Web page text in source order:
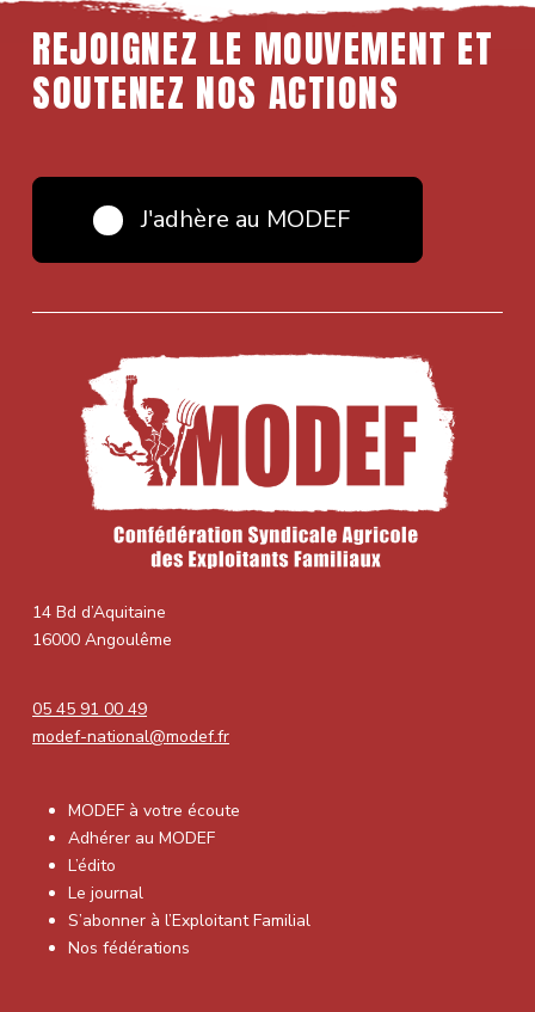
REJOIGNEZ LE MOUVEMENT ET
SOUTENEZ NOS ACTIONS
J'adhère au MODEF
14 Bd d’Aquitaine
16000 Angoulême
05 45 91 00 49
modef-national@modef.fr
MODEF à votre écoute
Adhérer au MODEF
L’édito
Le journal
S’abonner à l’Exploitant Familial
Nos fédérations